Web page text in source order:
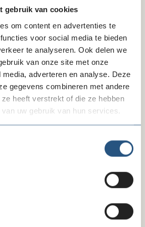
gebruik van cookies
om content en advertenties te
voor social media te bieden
te analyseren. Ook delen we
van onze site met onze
adverteren en analyse. Deze
gegevens combineren met andere
heeft verstrekt of die ze hebben
uw gebruik van hun services.
maatregelen in
het beoogde doel;
die onvoldoende verband
acute openbare ordehandhaving,
de burgemeester;
onderbouwing van het
.
op 24 maart
onderschrijft het belang van
en een goede bescherming van
rechtsstaat. Wij, samen onze
zoals de FIN, NOC*NSF, Human
VrijwilligerswerkNL en
Not-for-Profit Law, vinden dat er
geleverd dat deze wet